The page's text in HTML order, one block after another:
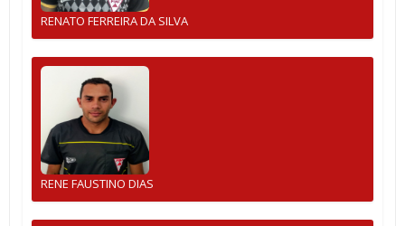
RENATO FERREIRA DA SILVA
RENE FAUSTINO DIAS